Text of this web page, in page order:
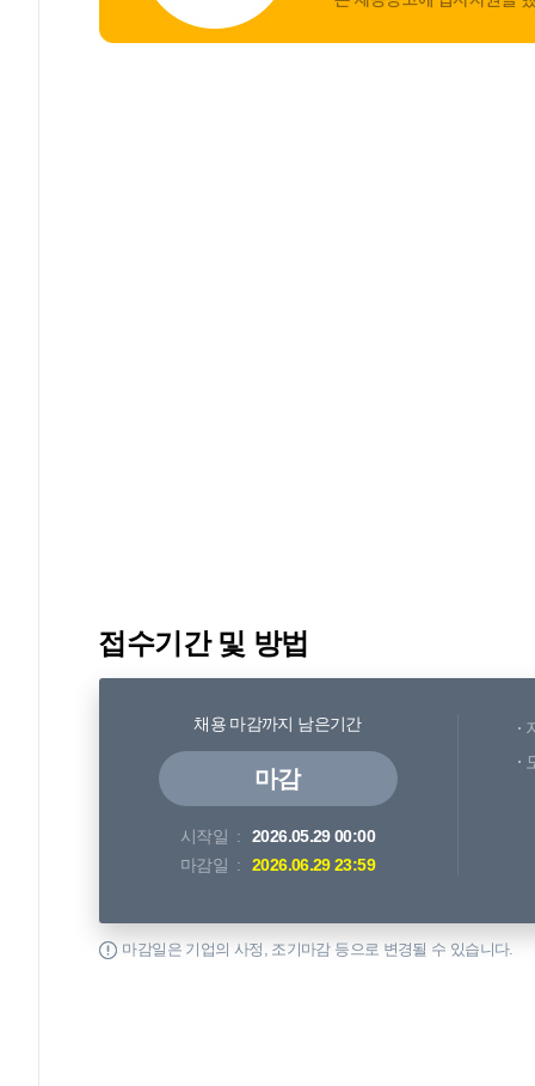
접수기간 및 방법
채용 마감까지 남은기간
마감
시작일
2026.05.29 00:00
마감일
2026.06.29 23:59
마감일은 기업의 사정, 조기마감 등으로 변경될 수 있습니다.